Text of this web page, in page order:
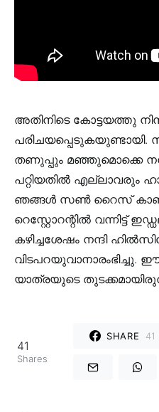
അതിനിടെ കോട്ടയത്തു
പരിചയപ്പെടുകയുണ്ടായി.
തണുപ്പും മഞ്ഞുമൊക്കെ
പറ്റിയതിൽ എല്ലാവരും
ഞങ്ങൾ സൺ റൈസ്
റെസ്റ്റോറന്റിൽ വന്നിട്ട്
കഴിച്ചശേഷം നന്ദി
വിടപറയുവാനാരംഭിച്ചു. ഈ
യാത്രയുടെ
41
Shares
SHARE 41